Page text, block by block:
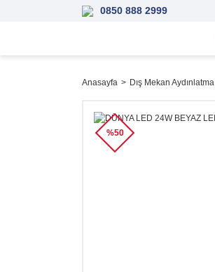
0850 888 2999
Anasayfa Dış Mekan Aydınlatma
%50